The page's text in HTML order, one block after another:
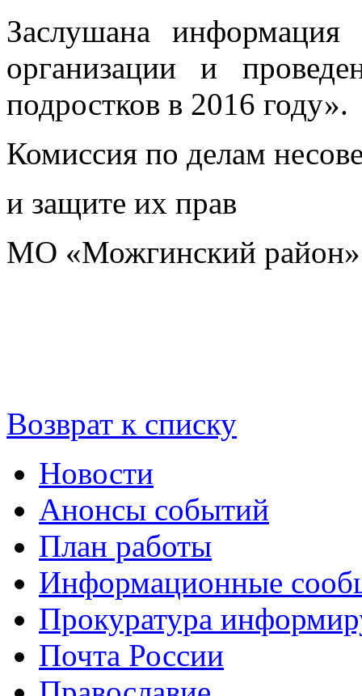
Заслушана информация
организации и
подростков в 2016 году».
Комиссия по делам
и защите их прав
МО «Можгинский район»
Возврат к списку
Новости
Анонсы событий
План работы
Информационные
Прокуратура
Почта России